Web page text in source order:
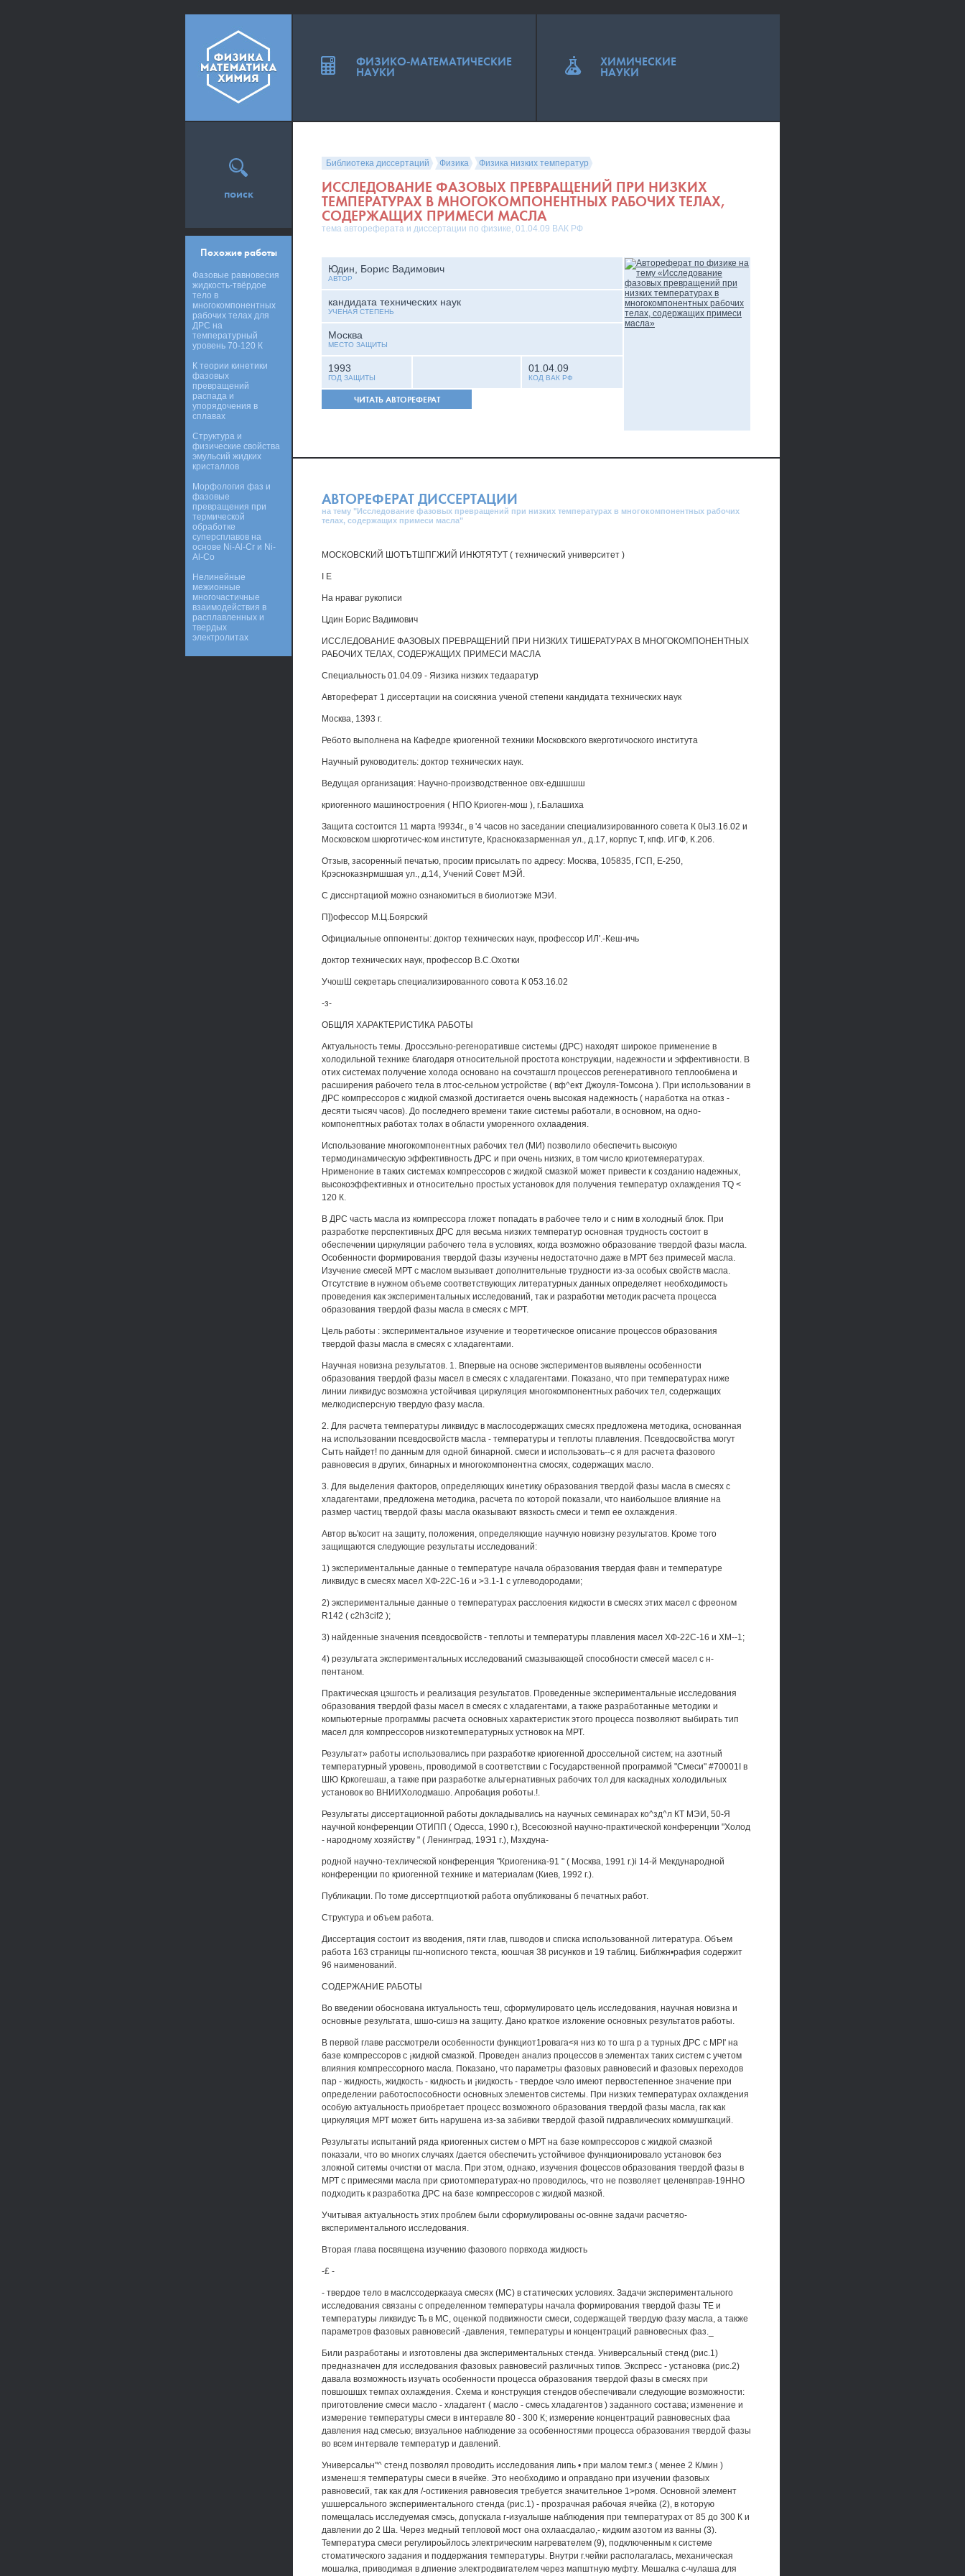
Библиотека диссертаций Физика Физика низких температур
ИССЛЕДОВАНИЕ ФАЗОВЫХ ПРЕВРАЩЕНИЙ ПРИ НИЗКИХ
ТЕМПЕРАТУРАХ В МНОГОКОМПОНЕНТНЫХ РАБОЧИХ ТЕЛАХ,
СОДЕРЖАЩИХ ПРИМЕСИ МАСЛА
тема автореферата и диссертации по физике, 01.04.09 ВАК РФ
Юдин, Борис Вадимович
АВТОР
кандидата технических наук
УЧЕНАЯ СТЕПЕНЬ
Москва
МЕСТО ЗАЩИТЫ
1993
ГОД ЗАЩИТЫ
01.04.09
КОД ВАК РФ
ЧИТАТЬ АВТОРЕФЕРАТ
АВТОРЕФЕРАТ ДИССЕРТАЦИИ
на тему "Исследование фазовых превращений при низких температурах в многокомпонентных рабочих
телах, содержащих примеси масла"
МОСКОВСКИЙ ШОТЪТШПГЖИЙ ИНЮТЯТУТ ( технический университет )
I Е
На нраваг рукописи
Цдин Борис Вадимович
ИССЛЕДОВАНИЕ ФАЗОВЫХ ПРЕВРАЩЕНИЙ ПРИ НИЗКИХ ТИШЕРАТУРАХ В МНОГОКОМПОНЕНТНЫХ
РАБОЧИХ ТЕЛАХ, СОДЕРЖАЩИХ ПРИМЕСИ МАСЛА
Специальность 01.04.09 - Яизика низких тедааратур
Автореферат 1 диссертации на соискяниа ученой степени кандидата технических наук
Москва, 1393 г.
Ребото выполнена на Кафедре криогенной техники Московского вкерготичоского института
Научный руководитель: доктор технических наук.
Ведущая организация: Научно-производственное овх-едшшшш
криогенного машиностроения ( НПО Криоген-мош ), г.Балашиха
Защита состоится 11 марта !9934г., в '4 часов но заседании специализированного совета К 0Ы3.16.02 и
Московском шюрготичес-ком институте, Красноказарменная ул., д.17, корпус Т, кпф. ИГФ, К.206.
Отзыв, засоренный печатью, просим присылать по адресу: Москва, 105835, ГСП, Е-250,
Крэсноказнрмшшая ул., д.14, Учений Совет МЭЙ.
С дисснртациой можно ознакомиться в биолиотэке МЭИ.
П])офессор М.Ц.Боярский
Официальные оппоненты: доктор технических наук, профессор ИЛ'.-Кеш-ичь
доктор технических наук, профессор В.С.Охотки
УчошШ секретарь специализированного совота К 053.16.02
-з-
ОБЩЛЯ ХАРАКТЕРИСТИКА РАБОТЫ
Актуальность темы. Дроссэльно-регеноративше системы (ДРС) находят широкое применение в
холодильной технике благодаря относительной простота конструкции, надежности и эффективности. В
отих системах получение холода основано на сочэташгл процессов регенеративного теплообмена и
расширения рабочего тела в лтос-сельном устройстве ( вф^ект Джоуля-Томсона ). При использовании в
ДРС компрессоров с жидкой смазкой достигается очень высокая надежность ( наработка на отказ -
десяти тысяч часов). До последнего времени такие системы работали, в основном, на одно-
компонептных работах толах в области уморенного охлаадения.
Использование многокомпонентных рабочих тел (МИ) позволило обеспечить высокую
термодинамическую эффективность ДРС и при очень низких, в том число криотемяературах.
Нрименоние в таких системах компрессоров с жидкой смазкой может привести к созданию надежных,
высокоэффективных и относительно простых установок для получения температур охлаждения TQ <
120 К.
В ДРС часть масла из компрессора гложет попадать в рабочее тело и с ним в холодный блок. При
разработке перспективных ДРС для весьма низких температур основная трудность состоит в
обеспечении циркуляции рабочего тела в условиях, когда возможно образование твердой фазы масла.
Особенности формирования твердой фазы изучены недостаточно даже в МРТ без примесей масла.
Изучение смесей МРТ с маслом вызывает дополнительные трудности из-за особых свойств масла.
Отсутствие в нужном объеме соответствующих литературных данных определяет необходимость
проведения как экспериментальных исследований, так и разработки методик расчета процесса
образования твердой фазы масла в смесях с МРТ.
Цель работы : экспериментальное изучение и теоретическое описание процессов образования
твердой фазы масла в смесях с хладагентами.
Научная новизна результатов. 1. Впервые на основе экспериментов выявлены особенности
образования твердой фазы масел в смесях с хладагентами. Показано, что при температурах ниже
линии ликвидус возможна устойчивая циркуляция многокомпонентных рабочих тел, содержащих
мелкодисперсную твердую фазу масла.
2. Для расчета температуры ликвидус в маслосодержащих смесях предложена методика, основанная
на использовании псевдосвойств масла - температуры и теплоты плавления. Псевдосвойства могут
Сыть найдет! по данным для одной бинарной. смеси и использовать--с я для расчета фазового
равновесия в других, бинарных и многокомпонентна смосях, содержащих масло.
3. Для выделения факторов, определяющих кинетику образования твердой фазы масла в смесях с
хладагентами, предложена методика, расчета по которой показали, что наибольшое влияние на
размер частиц твердой фазы масла оказывают вязкость смеси и темп ее охлаждения.
Автор вь'косит на защиту, положения, определяющие научную новизну результатов. Кроме того
защищаются следующие результаты исследований:
1) экспериментальные данные о температуре начала образования твердая фавн и температуре
ликвидус в смесях масел ХФ-22С-16 и >3.1-1 с углеводородами;
2) экспериментальные данные о температурах расслоения кидкости в смесях этих масел с фреоном
R142 ( c2h3cif2 );
3) найденные значения псевдосвойств - теплоты и температуры плавления масел ХФ-22С-16 и ХМ--1;
4) результата экспериментальных исследований смазывающей способности смесей масел с н-
пентаном.
Практическая цэшгость и реализация результатов. Проведенные экспериментальные исследования
образования твердой фазы масел в смесях с хладагентами, а также разработанные методики и
компьютерные программы расчета основных характеристик этого процесса позволяют выбирать тип
масел для компрессоров низкотемпературных устновок на МРТ.
Результат» работы использовались при разработке криогенной дроссельной систем; на азотный
температурный уровень, проводимой в соответствии с Государственной программой "Смеси" #70001I в
ШЮ Кркогешаш, а такке при разработке альтернативных рабочих тол для каскадных холодильных
установок во ВНИИХолодмашо. Апробация роботы.!.
Результаты диссертационной работы докладывались на научных семинарах ко^зд^л КТ МЭИ, 50-Я
научной конференции ОТИПП ( Одесса, 1990 г.), Всесоюзной научно-практической конференции "Холод
- народному хозяйству " ( Ленинград, 19Э1 г.), Мзхдуна-
родной научно-техлической конференция "Криогеника-91 " ( Москва, 1991 r.)i 14-й Мекдународной
конференции по криогенной технике и материалам (Киев, 1992 г.).
Публикации. По томе диссертпциотюй работа опубликованы б печатных работ.
Структура и объем работа.
Диссертация состоит из вводения, пяти глав, гшводов и списка использованной литература. Объем
работа 163 страницы гш-нописного текста, юошчая 38 рисунков и 19 таблиц. Библжн•рафия содержит
96 наименований.
СОДЕРЖАНИЕ РАБОТЫ
Во введении обоснована иктуальность теш, сформулировато цель исследования, научная новизна и
основные результата, шшо-сишэ на защиту. Дано краткое излокение основных результатов работы.
В первой главе рассмотрели особенности функциот1ровага<я низ ко то шга р а турных ДРС с MPI' на
базе компрессоров с ¡кидкой смазкой. Проведен анализ процессов в элементах таких систем с учетом
влияния компрессорного масла. Показано, что параметры фазовых равновесий и фазовых переходов
пар - жидкость, жидкость - кидкость и ¡кидкость - твердое чэло имеют первостепенное значение при
определении работоспособности основных элементов системы. При низких температурах охлаждения
особую актуальность приобретает процесс возможного образования твердой фазы масла, гак как
циркуляция МРТ может бить нарушена из-за забивки твердой фазой гидравлических коммушгкаций.
Результаты испытаний ряда криогенных систем о МРТ на базе компрессоров с жидкой смазкой
показали, что во многих случаях /дается обеспечить устойчивое функционировало установок без
злокной ситемы очистки от масла. При этом, однако, изучения фоцессов образования твердой фазы в
МРТ с примесями масла при сриотомпературах-но проводилось, что не позволяет целенвправ-19ННО
подходить к разработка ДРС на базе компрессоров с жидкой мазкой.
Учитывая актуальность этих проблем были сформулированы ос-овнне задачи расчетяо-
вкспериментального исследования.
Вторая глава посвящена изучению фазового порвхода жидкость
-£ -
- твердое тело в маслссодеркаауа смесях (МС) в статических условиях. Задачи экспериментального
исследования связаны с определенном температуры начала формирования твердой фазы ТЕ и
температуры ликвидус Ть в МС, оценкой подвижности смеси, содержащей твердую фазу масла, а также
параметров фазовых равновесий -давления, температуры и концентраций равновесных фаз._
Били разработаны и изготовлены два экспериментальных стенда. Универсальный стенд (рис.1)
предназначен для исследования фазовых равновесий различных типов. Экспресс - установка (рис.2)
давала возможность изучать особенности процесса образования твердой фазы в смесях при
повшошшх темпах охлаждения. Схема и конструкция стендов обеспечивали следующие возможности:
приготовление смеси масло - хладагент ( масло - смесь хладагентов ) заданного состава; изменение и
измерение температуры смеси в интеравле 80 - 300 К; измерение концентраций равновесных фаа
давления над смесью; визуальное наблюдение за особенностями процесса образования твердой фазы
во всем интервале температур и давлений.
Универсальн"^ стенд позволял проводить исследования липь • при малом темг.з ( менее 2 К/мин )
изменеш:я температуры смеси в ячейке. Это необходимо и оправдано при изучении фазовых
равновесий, так как для /-остикения равновесия требуется значительное 1>ромя. Основной элемент
ушшерсального экспериментального стенда (рис.1) - прозрачная рабочая ячейка (2), в которую
помещалась исследуемая смэсь, допускала г-изуалыше наблюдения при температурах от 85 до 300 К и
давлении до 2 Ша. Через медный тепловой мост она охлаасдалао,- кидким азотом из ванны (3).
Температура смеси регулироьйлось электрическим нагревателем (9), подключенным к системе
стоматического задания и поддержания температуры. Внутри г.чейки располагалась, механическая
мошалка, приводимая в дпиение электродвигателем через мапштную муфту. Мешалка с-чулаша для
поиск
Похожие работы
Фазовые равновесия
жидкость-твёрдое
тело в
многокомпонентных
рабочих телах для
ДРС на
температурный
уровень 70-120 К
К теории кинетики
фазовых
превращений
распада и
упорядочения в
сплавах
Структура и
физические свойства
эмульсий жидких
кристаллов
Морфология фаз и
фазовые
превращения при
термической
обработке
суперсплавов на
основе Ni-Al-Cr и Ni-
Al-Co
Нелинейные
межионные
многочастичные
взаимодействия в
расплавленных и
твердых
электролитах
ФИЗИКО-МАТЕМАТИЧЕСКИЕ
НАУКИ
ХИМИЧЕСКИЕ
НАУКИ